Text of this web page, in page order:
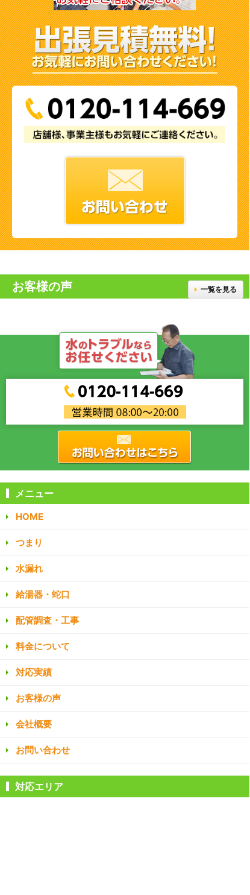
お客様の声 一覧を見る
メニュー
HOME
つまり
水漏れ
給湯器・蛇口
配管調査・工事
料金について
対応実績
お客様の声
会社概要
お問い合わせ
対応エリア